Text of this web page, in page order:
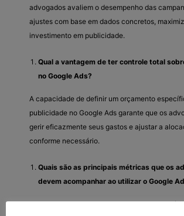
advogados avaliem o desempenho das
ajustes com base em dados concretos,
investimento em publicidade.
Qual a vantagem de ter controle total
no Google Ads?
A capacidade de definir um orçamento
publicidade no Google Ads garante que os
gerir eficazmente seus gastos e ajustar a
conforme necessário.
Quais são as principais métricas que os
devem acompanhar ao utilizar o Google
Ao implementar campanhas no Google Ads, é